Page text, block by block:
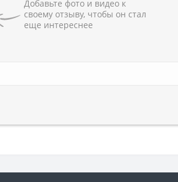
Добавьте фото и видео к
своему отзыву, чтобы он стал
еще интереснее